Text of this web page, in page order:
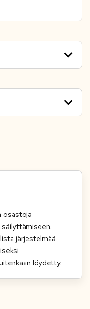
osastoja
järjestelmää
löydetty.